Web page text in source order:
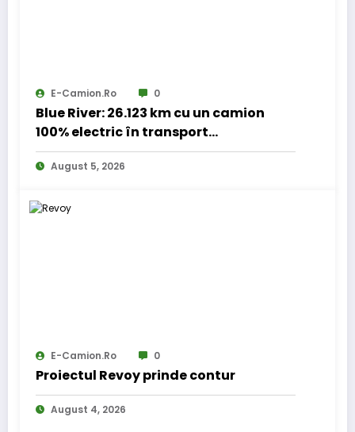
E-Camion.ro 0
Blue River: 26.123 km cu un camion
100% electric în transport
internațional
August 5, 2026
E-Camion.ro 0
Proiectul Revoy prinde contur
August 4, 2026